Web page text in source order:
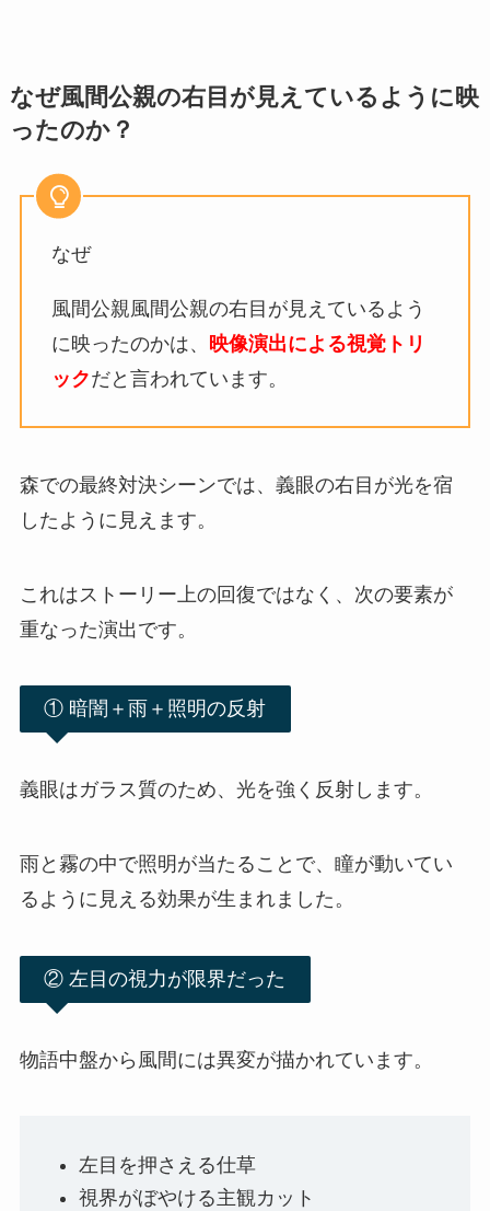
なぜ風間公親の右目が見えているように映
ったのか？
なぜ
風間公親風間公親の右目が見えているよう
に映ったのかは、 映像演出による視覚トリ
ックだと言われています。
森での最終対決シーンでは、義眼の右目が光を宿
したように見えます。
これはストーリー上の回復ではなく、次の要素が
重なった演出です。
① 暗闇＋雨＋照明の反射
義眼はガラス質のため、光を強く反射します。
雨と霧の中で照明が当たることで、瞳が動いてい
るように見える効果が生まれました。
② 左目の視力が限界だった
物語中盤から風間には異変が描かれています。
左目を押さえる仕草
視界がぼやける主観カット